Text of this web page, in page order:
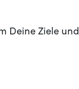
Deine Ziele und